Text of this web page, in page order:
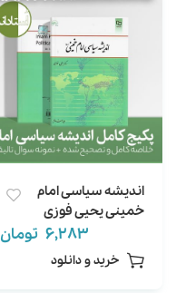
اندیشه سیاسی امام
خمینی یحیی فوزی
ویراست دوم خلاصه +
نمونه سوال
6,283 تومان
خرید و دانلود